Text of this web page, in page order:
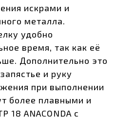
искрами и
металла.
удобно
время, так как её
Дополнительно это
и руку
при выполнении
более плавными и
18 ANACONDA с